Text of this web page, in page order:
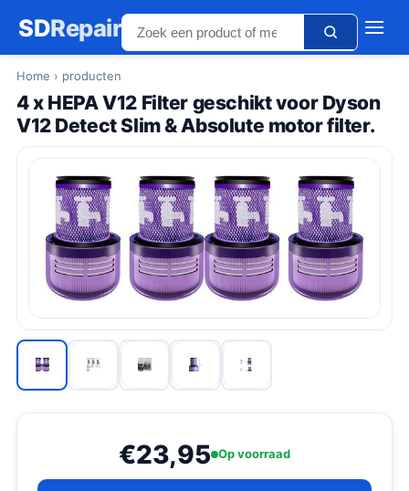
SDRepair
Home › producten
4 x HEPA V12 Filter geschikt voor Dyson
V12 Detect Slim & Absolute motor filter.
€23,95 Op voorraad